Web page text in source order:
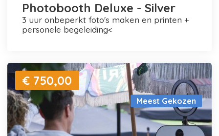
Photobooth Deluxe - Silver
3 uur onbeperkt foto's maken en printen +
personele begeleiding<
Meest Gekozen
€ 750,00